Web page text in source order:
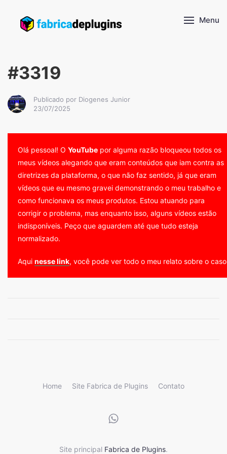
Menu
#3319
Publicado por Diogenes Junior
23/07/2025
Olá pessoal! O YouTube por alguma razão bloqueou todos os
meus vídeos alegando que eram conteúdos que iam contra as
diretrizes da plataforma, o que não faz sentido, já que eram
vídeos que eu mesmo gravei demonstrando o meu trabalho e
como funcionava os meus produtos. Estou atuando para
corrigir o problema, mas enquanto isso, alguns vídeos estão
indisponíveis. Peço que aguardem até que tudo esteja
normalizado.
Aqui nesse link, você pode ver todo o meu relato sobre o
Home Site Fabrica de Plugins Contato
Site principal Fabrica de Plugins.